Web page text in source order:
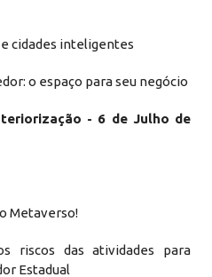
cidades inteligentes
o espaço para seu negócio
- 6 de Julho de
Metaverso!
riscos das atividades para
Estadual